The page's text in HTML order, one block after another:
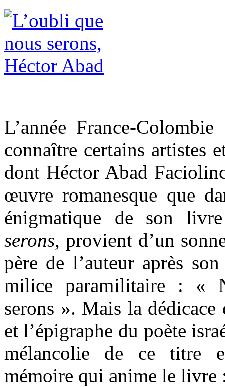
L’année France-
connaître certains artistes
dont Héctor Abad
œuvre romanesque que
énigmatique de son
serons, provient d’un
père de l’auteur après
milice paramilitaire : «
serons ». Mais la
et l’épigraphe du poète
mélancolie de ce titre
mémoire qui anime le livre